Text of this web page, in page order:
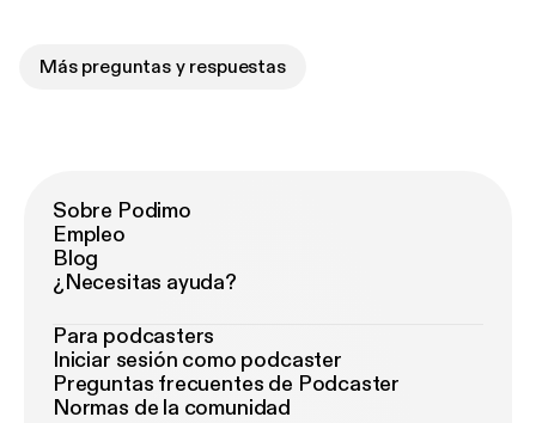
Más preguntas y respuestas
Sobre Podimo
Empleo
Blog
¿Necesitas ayuda?
Para podcasters
Iniciar sesión como podcaster
Preguntas frecuentes de Podcaster
Normas de la comunidad